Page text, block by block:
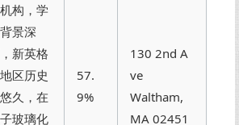
构，学
景深
新英格
区历史
久，在
玻璃化
57.
9%
130 2nd A
ve
Waltham,
MA 02451